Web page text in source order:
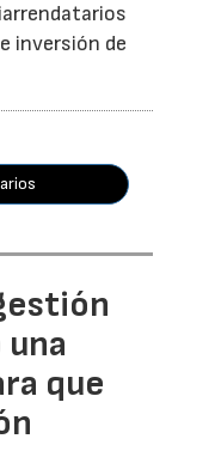
inversión de
que